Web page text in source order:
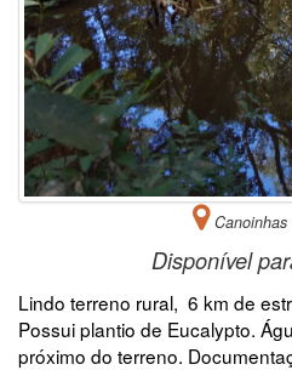
Canoinhas
Disponível
Lindo terreno rural, 6 km de
Possui plantio de Eucalypto.
próximo do terreno.